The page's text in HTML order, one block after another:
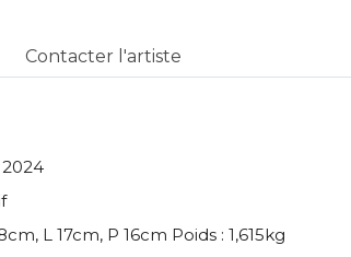
Contacter l'artiste
L 17cm, P 16cm Poids : 1,615kg